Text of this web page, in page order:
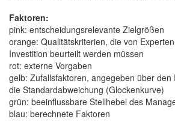
Faktoren:
pink: entscheidungsrelevante Zielgrößen
orange: Qualitätskriterien, die von
Investition beurteilt werden müssen
rot: externe Vorgaben
gelb: Zufallsfaktoren, angegeben über den
die Standardabweichung (Glockenkurve)
grün: beeinflussbare Stellhebel des
blau: berechnete Faktoren